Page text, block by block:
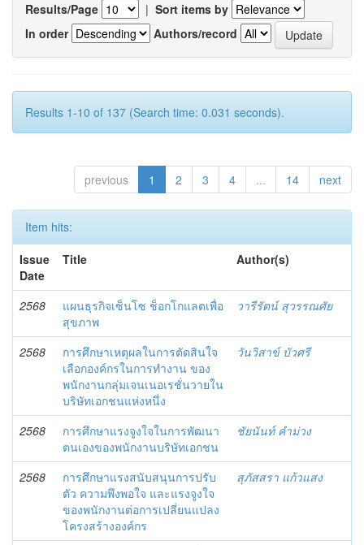
Results/Page | Sort items by
In order
Authors/record
Results 1-10 of 137 (Search time: 0.031 seconds).
previous 1 2 3 4 ... 14 next
Item hits:
Issue
Date
Title Author(s)
2568
แผนธุรกิจเซ็นโซ ช็อกโกแลตเพื่อ
สุขภาพ
วารีรัตน์ สุวรรณศัย
2568
การศึกษาเหตุผลในการตัดสินใจ
เลือกองค์กรในการทำงาน ของ
พนักงานกลุ่มเจนเนอเรชั่นวายใน
บริษัทเอกชนแห่งหนึ่ง
วันวิสาข์ บัวศรี
2568
การศึกษาแรงจูงใจในการพัฒนา
ตนเองของพนักงานบริษัทเอกชน
ชัยนันท์ คำม่วง
2568
การศึกษาแรงสนับสนุนการปรับ
ตัว ความพึงพอใจ และแรงจูงใจ
ของพนักงานต่อการเปลี่ยนแปลง
โครงสร้างองค์กร
สุภัสสรา แก้วแสง